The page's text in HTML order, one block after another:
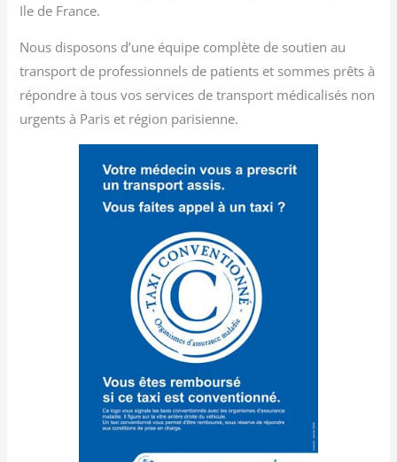
Ile de France.
Nous disposons d’une équipe complète de soutien au
transport de professionnels de patients et sommes prêts à
répondre à tous vos services de transport médicalisés non
urgents à Paris et région parisienne.